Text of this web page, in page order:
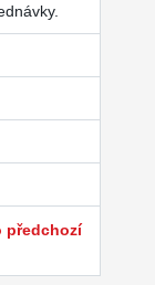
předchozí